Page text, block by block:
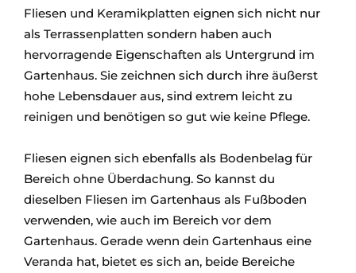
Fliesen und Keramikplatten eignen sich nicht nur
als Terrassenplatten sondern haben auch
hervorragende Eigenschaften als Untergrund im
Gartenhaus. Sie zeichnen sich durch ihre äußerst
hohe Lebensdauer aus, sind extrem leicht zu
reinigen und benötigen so gut wie keine Pflege.
Fliesen eignen sich ebenfalls als Bodenbelag für
Bereich ohne Überdachung. So kannst du
dieselben Fliesen im Gartenhaus als Fußboden
verwenden, wie auch im Bereich vor dem
Gartenhaus. Gerade wenn dein Gartenhaus eine
Veranda hat, bietet es sich an, beide Bereiche